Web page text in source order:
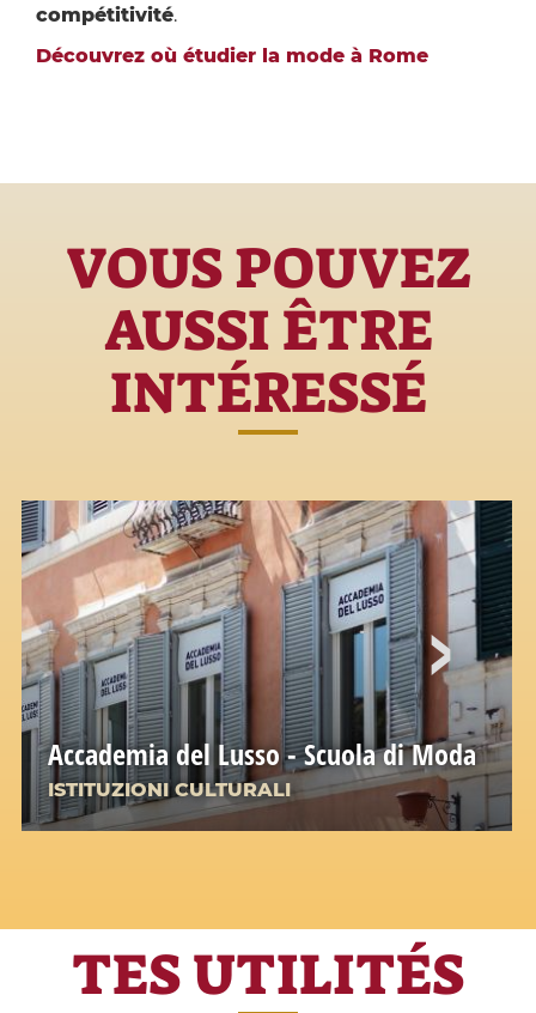
compétitivité.
Découvrez où étudier la mode à Rome
VOUS POUVEZ
AUSSI ÊTRE
INTÉRESSÉ
Accademia del Lusso - Scuola di Moda
ISTITUZIONI CULTURALI
TES UTILITÉS